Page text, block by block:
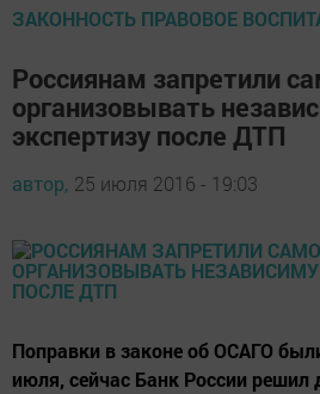
ЗАКОННОСТЬ ПРАВОВОЕ
Россиянам запретили
организовывать
экспертизу после ДТП
автор, 25 июля 2016 - 19:03
Поправки в законе об ОСАГО
июля, сейчас Банк России решил